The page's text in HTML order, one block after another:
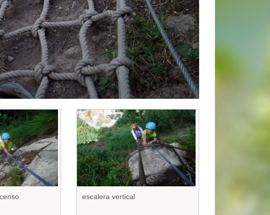
escalera vertical